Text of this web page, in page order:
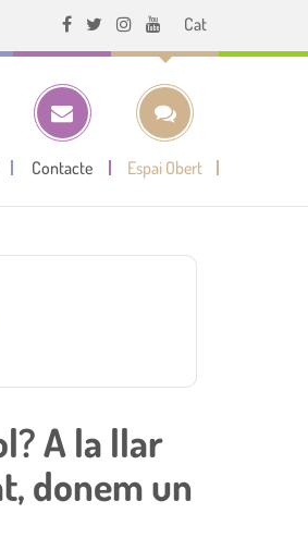
Cat
Contacte Espai Obert
A la llar
donem un